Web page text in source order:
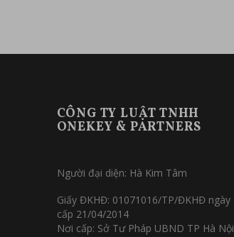
CÔNG TY LUẬT TNHH
ONEKEY & PARTNERS
Người đại diện: Hà Kim Tâm
Giấy ĐKHĐ: 01071016/TP/ĐKHĐ ngày
cấp 21/04/2014
Nơi cấp: Sở Tư Pháp UBND TP Hà Nội